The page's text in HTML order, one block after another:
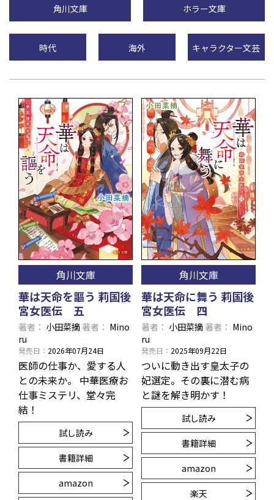
角川文庫 ホラー文庫
時代 海外 キャラクター文芸
角川文庫
華は天命を謳う 莉国後
宮女医伝 五
著者 小田菜摘著者
Mino
ru
発売日 2026年07月24日
医師の仕事か、愛する人
との未来か。 中華医療お
仕事ミステリ、堂々完
結！
試し読み
書籍詳細
amazon
角川文庫
華は天命に舞う 莉国後
宮女医伝 四
著者 小田菜摘著者
Mino
ru
発売日 2025年09月22日
ついに動き出す皇太子の
妃選定。その裏に潜む病
と謎を解き明かす！
試し読み
書籍詳細
amazon
楽天